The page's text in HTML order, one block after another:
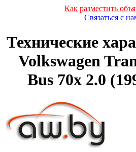
Как разместить
Связаться с
Технические
Volkswagen
Bus 70x 2.0